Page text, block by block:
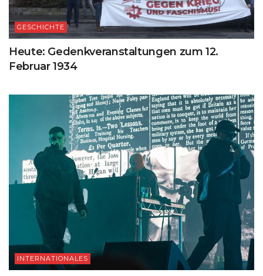
GESCHICHTE
Heute: Gedenkveranstaltungen zum 12.
Februar 1934
INTERNATIONALES